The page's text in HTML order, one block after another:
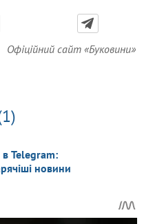
Офіційний сайт «Буковини»
в Telegram:
новини